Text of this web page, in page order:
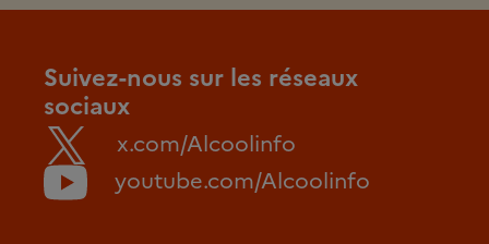
Suivez-nous sur les réseaux
sociaux
x.com/Alcoolinfo
youtube.com/Alcoolinfo